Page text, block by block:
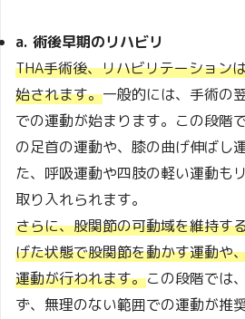
a. 術後早期のリハビリ
THA手術後、リハビリテーション
始されます。一般的には、手術の
での運動が始まります。この段階
の足首の運動や、膝の曲げ伸ばし
た、呼吸運動や四肢の軽い運動も
取り入れられます。
さらに、股関節の可動域を維持す
げた状態で股関節を動かす運動や
運動が行われます。この段階では
ず、無理のない範囲での運動が推